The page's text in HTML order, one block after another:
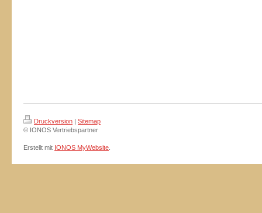
Druckversion | Sitemap
© IONOS Vertriebspartner
Erstellt mit IONOS MyWebsite